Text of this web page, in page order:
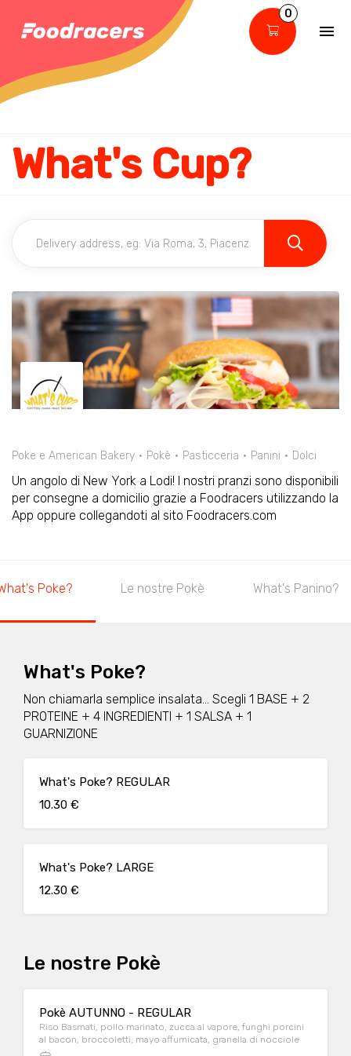
0
What's Cup?
Poke e American Bakery Pokè Pasticceria Panini Dolci
Un angolo di New York a Lodi! I nostri pranzi sono disponibili
per consegne a domicilio grazie a Foodracers utilizzando la
App oppure collegandoti al sito Foodracers.com
Poke? Le nostre Pokè What's Panino?
What's Poke?
Non chiamarla semplice insalata... Scegli 1 BASE + 2
PROTEINE + 4 INGREDIENTI + 1 SALSA + 1
GUARNIZIONE
What's Poke? REGULAR
10.30 €
What's Poke? LARGE
12.30 €
Le nostre Pokè
Pokè AUTUNNO - REGULAR
Riso Basmati, pollo marinato, zucca al vapore, funghi porcini
al bacon, broccoletti, mayo affumicata, granella di nocciole